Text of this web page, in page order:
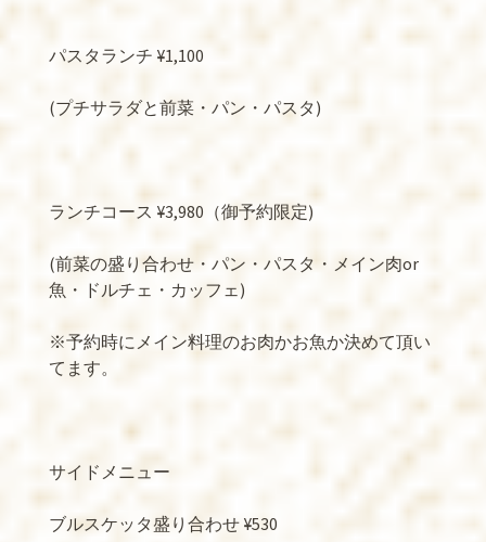
パスタランチ ¥1,100
(プチサラダと前菜・パン・パスタ)
ランチコース ¥3,980 （御予約限定)
(前菜の盛り合わせ・パン・パスタ・メイン肉or
魚・ドルチェ・カッフェ)
※予約時にメイン料理のお肉かお魚か決めて頂い
てます。
サイドメニュー
ブルスケッタ盛り合わせ ¥530